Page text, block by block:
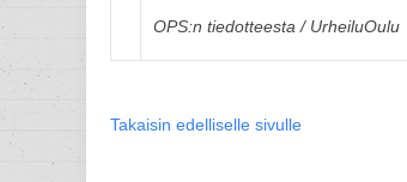
OPS:n tiedotteesta / UrheiluOulu
Takaisin edelliselle sivulle